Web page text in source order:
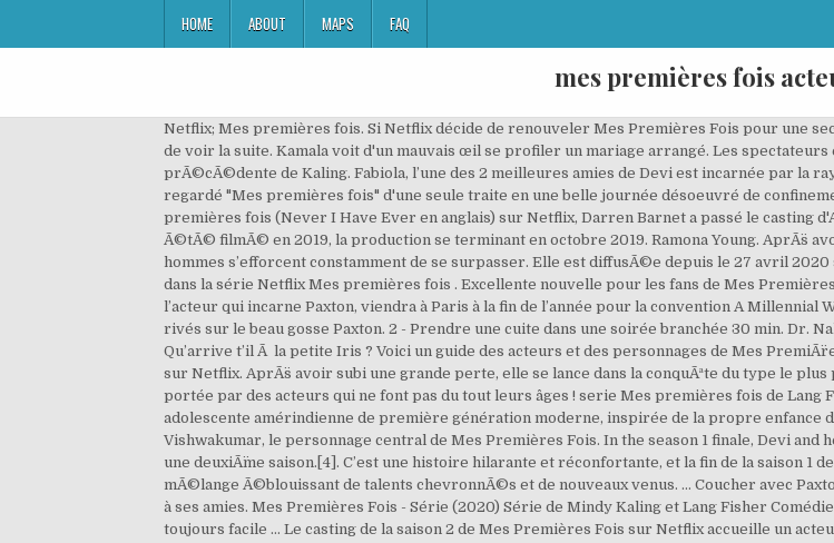
HOME ABOUT MAPS FAQ
mes premières fois
Netflix; Mes premières fois. Si Netflix décide de renouveler Mes Premières Fois pour une seconde saison alors il faudra au minimum patienter un an et demi avant de voir la suite. Kamala voit d'un mauvais œil se profiler un mariage arrangé. Les spectateurs en reconnaÃ®tront plusieurs, dont beaucoup sont issus de l’Åuvre prÃ©cÃ©dente de Kaling. Fabiola, l’une des 2 meilleures amies de Devi est incarnée par la rayonnante Lee Rodriguez. Cheshi-chan Justice pour Paxton J'ai regardé "Mes premières fois" d'une seule traite en une belle journée désoeuvré de confinement. Avant d'intérpréter le rôle du beau gosse Paxton dans Mes premières fois (Never I Have Ever en anglais) sur Netflix, Darren Barnet a passé le casting d'After - Chapitre 2 pour jouer Trevor, mais pas que. La saison 1 a Ã©tÃ© filmÃ© en 2019, la production se terminant en octobre 2019. Ramona Young. AprÃ¨s avoir frÃ©quentÃ© la mÃªme Ã©cole pendant des annÃ©es, les deux hommes s’efforcent constamment de se surpasser. Elle est diffusÃ©e depuis le 27 avril 2020 sur Netflix[2],[3]. Il est connu pour son rôle de Paxton Hall-Yoshida dans la série Netflix Mes premières fois . Excellente nouvelle pour les fans de Mes Premières Fois (ou Never Have I Ever en version originale) : Darren Barnet, l’acteur qui incarne Paxton, viendra à Paris à la fin de l’année pour la convention A Millennial Weekend 2 d’Ultimevents. Quel âge ont-ils réellement ? Elle a les yeux rivés sur le beau gosse Paxton. 2 - Prendre une cuite dans une soirée branchée 30 min. Dr. Nalini Vishwakumar. Saison 1 - 2 Episodes. Minuit dans l’Univers : Qu’arrive t’il Ã la petite Iris ? Voici un guide des acteurs et des personnages de Mes PremiÃ¨res Fois. La premiÃ¨re saison a Ã©tÃ© mise en ligne le 27 avril 2020 sur Netflix. AprÃ¨s avoir subi une grande perte, elle se lance dans la conquÃªte du type le plus populaire de l’Ã©cole. Mes Premières Fois est magnifiquement portée par des acteurs qui ne font pas du tout leurs âges ! serie Mes premières fois de Lang Fisher, Mindy Kaling en 2020 est un histoire : La vie compliquée d'une adolescente amérindienne de première génération moderne, inspirée de la propre enfance de Kaling. Une suite prÃ©vue ? Maitreyi Ramakrishnan incarne Devi Vishwakumar, le personnage central de Mes Premières Fois. In the season 1 finale, Devi and her mother, N… Le 1er juillet 2020, Netflix renouvelle la sÃ©rie pour une deuxiÃ¨me saison.[4]. C’est une histoire hilarante et réconfortante, et la fin de la saison 1 de Mes Premières Fois est passionnante pour Devi. Et il prÃ©sente un mÃ©lange Ã©blouissant de talents chevronnÃ©s et de nouveaux venus. ... Coucher avec Paxton Hall-Yoshida: Obsédée par Paxton, Devi hésite à dire la triste vérité à ses amies. Mes Premières Fois - Série (2020) Série de Mindy Kaling et Lang Fisher Comédie 2 saisons (en cours) Netflix 29 min 27 avril 2020 Le quotidien pas toujours facile … Le casting de la saison 2 de Mes Premières Fois sur Netflix accueille un acteur d'Orange is the New Black. Lee Rodriguez. Son Instagram est juste lÃ @leerodriguezz, Mes PremiÃ¨res Fois : Guide des Personnages, Instagram (Paxton, Devi). Star Wars : Pourquoi Kamino n’Ã©tait pas dans les Archives Jedi ? Non seulement elle doit faire face aux Ã©preuves et aux tribulations d’un lycÃ©en typique. Devi est une adolescente indienne amÃ©ricaine de premiÃ¨re gÃ©nÃ©ration qui vit dans la vallÃ©e de San Fernando. Mes premières fois, c'est la nouvelle teen-série pétillante de Netflix, signé Mindy Kaling. Biographie de Bill Paxton - Réalisateur, Acteur, Interprète, Réalisateur/Metteur en Scène : découvrez sa filmographie, ses dernières news et photos. L’histoire ? Mes Premières Fois - Série (2020) Série de Mindy Kaling et Lang Fisher Comédie 2 saisons (en cours) Netflix 29 min 27 avril 2020 Le quotidien pas toujours facile de … Premières soirées, premiers baisers, premiers copains, premières cuites, etc… La réalisatrice aborde les problèmes d’amitiés, de chagrins d’amours, de famille et de sexualité. Si Netflix décide de renouveler Mes Premières Fois pour une seconde saison alors il faudra au minimum patienter un an et demi avant de voir la suite. Elle a donc produit une nouvelle série, Mes premières fois, diffusée depuis cette semaine sur la plateforme. Mes premières fois (Never Have I Ever) est une série télévisée américaine créée par Mindy Kaling et Lang Fisher. Mais elle est Ã©galement obligÃ©e de se conformer aux normes culturelles que sa famille suit. Si vous souhaitez suivre Paxton sur Instagram c’est ici ! Un programme qui se mange sans faim et va sucrer ton confinement ! Pourtant, ils jouent des adolescents de 15-16 ans. Maitreyi Ramakrishnan ... Paxton Hall-Yoshida. Ramona Young joue l’une des deux amies les plus proches de Devi, Eleanor. The cast hasn’t been confirmed yet either, but we expect many of the main players to return: Maitreyi Ramakrishnan (Devi Vishwakumar), Poorna Jagannathan (Nalini Vishwakumar), John McEnroe (Narrator), Richa Moorjani (Kamala), Ramona Young as (Eleanor), Lee Rodriguez (Fabiola), Darren Barnet (Paxton Hall-Yoshida), Jaren Lewison (Ben Gross). Mes premières fois a connu un gros succès il y a quelques semaines sur Netflix. Si vous souhaitez plus d’infos concernant la Saison 2 de Mes PremiÃ¨res Fois, date de sortie etc. Mais alors que va-t-il se passer dans la saison 2 ? La série va avoir droit à une saison 2. Bonne nouvelle : Mes premières fois revient sur Netflix avec une saison 2 ! L’histoire ? acteurs. Étant donné le succès du films A tous les garçons que j’ai aimés et sa suite, Netflix sait que les productions pour adolescents plaisent. Devi Vishwakumar a